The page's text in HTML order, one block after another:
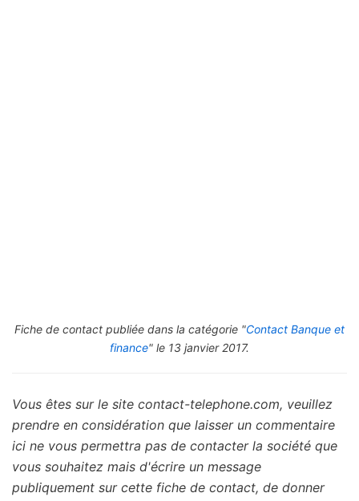
Fiche de contact publiée dans la catégorie "Contact Banque et
finance" le 13 janvier 2017.
Vous êtes sur le site contact-telephone.com, veuillez
prendre en considération que laisser un commentaire
ici ne vous permettra pas de contacter la société que
vous souhaitez mais d'écrire un message
publiquement sur cette fiche de contact, de donner